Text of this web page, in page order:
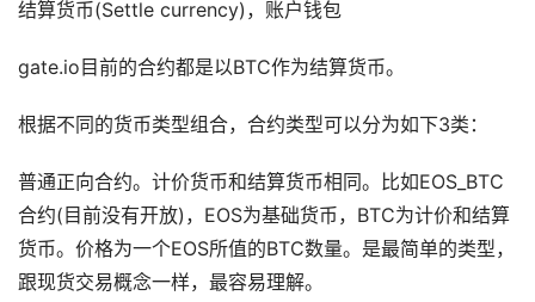
结算货币(Settle currency)，账户钱包
gate.io目前的合约都是以BTC作为结算货币。
根据不同的货币类型组合，合约类型可以分为如下3类：
普通正向合约。计价货币和结算货币相同。比如EOS_BTC
合约(目前没有开放)，EOS为基础货币，BTC为计价和结算
货币。价格为一个EOS所值的BTC数量。是最简单的类型，
跟现货交易概念一样，最容易理解。